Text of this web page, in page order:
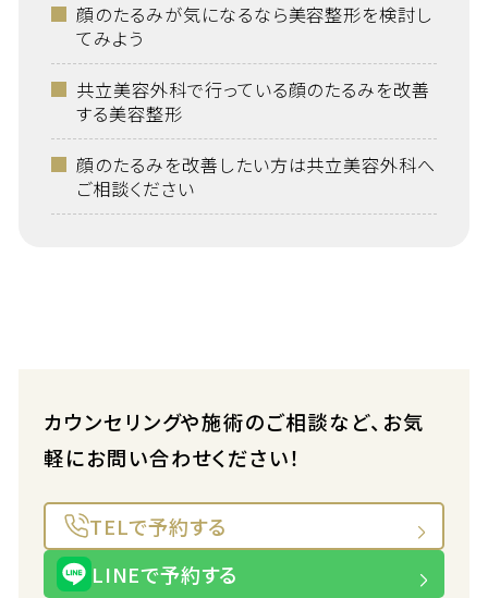
顔のたるみが気になるなら美容整形を検討し
てみよう
共立美容外科で行っている顔のたるみを改善
する美容整形
顔のたるみを改善したい方は共立美容外科へ
ご相談ください
カウンセリングや施術のご相談など、お気
軽にお問い合わせください！
TELで予約する
LINEで予約する